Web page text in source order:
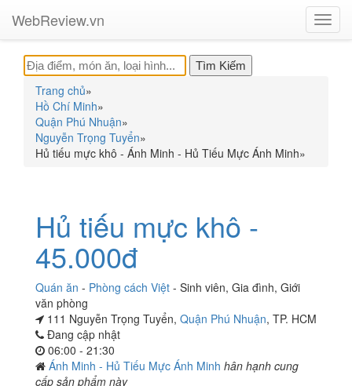
WebReview.vn
Trang chủ»
Hồ Chí Minh»
Quận Phú Nhuận»
Nguyễn Trọng Tuyển»
Hủ tiếu mực khô - Ánh Minh - Hủ Tiếu Mực Ánh Minh»
Hủ tiếu mực khô -
45.000đ
Quán ăn - Phòng cách Việt - Sinh viên, Gia đình, Giới
văn phòng
111 Nguyễn Trọng Tuyển, Quận Phú Nhuận, TP. HCM
Đang cập nhật
06:00 - 21:30
Ánh Minh - Hủ Tiếu Mực Ánh Minh hân hạnh cung
cấp sản phẩm này